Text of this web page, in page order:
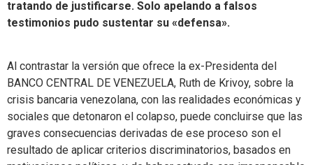
tratando de justificarse. Solo apelando a falsos
testimonios pudo sustentar su «defensa».
Al contrastar la versión que ofrece la ex-Presidenta del
BANCO CENTRAL DE VENEZUELA, Ruth de Krivoy, sobre la
crisis bancaria venezolana, con las realidades económicas y
sociales que detonaron el colapso, puede concluirse que las
graves consecuencias derivadas de ese proceso son el
resultado de aplicar criterios discriminatorios, basados en